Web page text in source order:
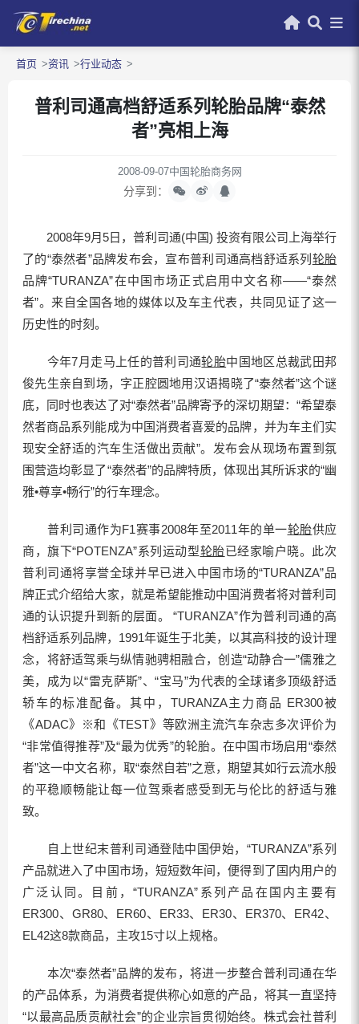
首页 资讯 行业动态
普利司通高档舒适系列轮胎品牌“泰然
者”亮相上海
2008-09-07中国轮胎商务网
分享到：
2008年9月5日，普利司通(中国) 投资有限公司上海举行
了的“泰然者”品牌发布会，宣布普利司通高档舒适系列 轮胎
品牌“TURANZA”在中国市场正式启用中文名称——“泰然
者”。来自全国各地的媒体以及车主代表，共同见证了这一
历史性的时刻。
今年7月走马上任的普利司通轮胎中国地区总裁武田邦
俊先生亲自到场，字正腔圆地用汉语揭晓了“泰然者”这个谜
底，同时也表达了对“泰然者”品牌寄予的深切期望：“希望泰
然者商品系列能成为中国消费者喜爱的品牌，并为车主们实
现安全舒适的汽车生活做出贡献”。发布会从现场布置到氛
围营造均彰显了“泰然者”的品牌特质，体现出其所诉求的“幽
雅•尊享•畅行”的行车理念。
普利司通作为F1赛事2008年至2011年的单一轮胎供应
商，旗下“POTENZA”系列运动型轮胎已经家喻户晓。此次
普利司通将享誉全球并早已进入中国市场的“TURANZA”品
牌正式介绍给大家，就是希望能推动中国消费者将对普利司
通的认识提升到新的层面。 “TURANZA”作为普利司通的高
档舒适系列品牌，1991年诞生于北美，以其高科技的设计理
念，将舒适驾乘与纵情驰骋相融合，创造“动静合一”儒雅之
美，成为以“雷克萨斯”、“宝马”为代表的全球诸多顶级舒适
轿车的标准配备。其中，TURANZA主力商品 ER300被
《ADAC》※和《TEST》等欧洲主流汽车杂志多次评价为
“非常值得推荐”及“最为优秀”的轮胎。在中国市场启用“泰然
者”这一中文名称，取“泰然自若”之意，期望其如行云流水般
的平稳顺畅能让每一位驾乘者感受到无与伦比的舒适与雅
致。
自上世纪末普利司通登陆中国伊始，“TURANZA”系列
产品就进入了中国市场，短短数年间，便得到了国内用户的
广泛认同。目前，“TURANZA”系列产品在国内主要有
ER300、GR80、ER60、ER33、ER30、ER370、ER42、
EL42这8款商品，主攻15寸以上规格。
本次“泰然者”品牌的发布，将进一步整合普利司通在华
的产品体系，为消费者提供称心如意的产品，将其一直坚持
“以最高品质贡献社会”的企业宗旨贯彻始终。株式会社普利